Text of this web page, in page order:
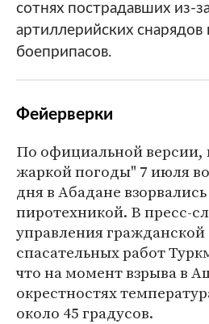
сотнях пострадавших из-
артиллерийских снарядов
боеприпасов.
Фейерверки
По официальной версии,
жаркой погоды" 7 июля
дня в Абадане
пиротехникой. В пресс-
управления
спасательных работ
что на момент взрыва в
окрестностях
около 45 градусов.